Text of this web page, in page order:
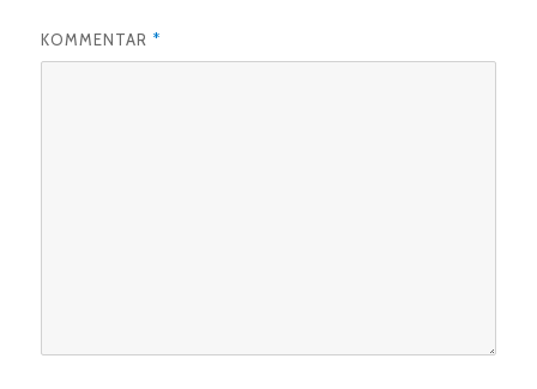
KOMMENTAR *